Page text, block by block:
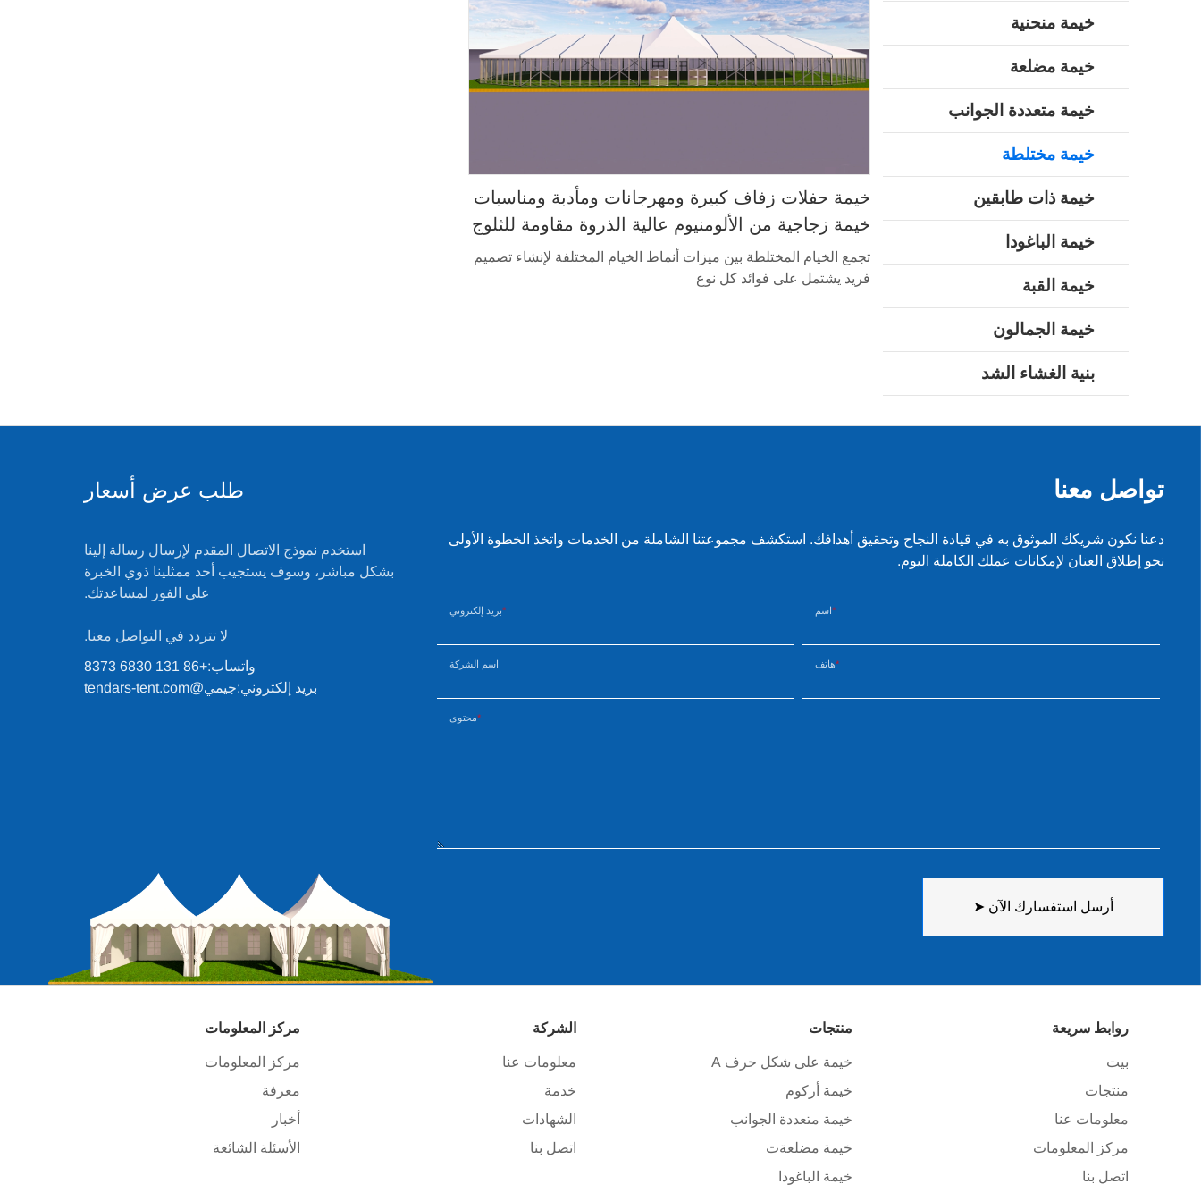
خيمة منحنية
خيمة مضلعة
خيمة متعددة الجوانب
خيمة مختلطة
خيمة ذات طابقين
خيمة الباغودا
خيمة القبة
خيمة الجمالون
بنية الغشاء الشد
خيمة حفلات زفاف كبيرة ومهرجانات ومأدبة ومناسبات
خيمة زجاجية من الألومنيوم عالية الذروة مقاومة للثلوج
للبيع
تجمع الخيام المختلطة بين ميزات أنماط الخيام المختلفة لإنشاء تصميم
فريد يشتمل على فوائد كل نوع
تواصل معنا
دعنا نكون شريكك الموثوق به في قيادة النجاح وتحقيق أهدافك. استكشف مجموعتنا الشاملة من الخدمات واتخذ الخطوة الأولى
نحو إطلاق العنان لإمكانات عملك الكاملة اليوم.
اسم بريد إلكتروني
هاتف اسم الشركة
محتوى
أرسل استفسارك الآن ➤
طلب عرض أسعار
استخدم نموذج الاتصال المقدم لإرسال رسالة إلينا
بشكل مباشر، وسوف يستجيب أحد ممثلينا ذوي الخبرة
على الفور لمساعدتك.
لا تتردد في التواصل معنا.
واتساب:+86 131 6830 8373
بريد إلكتروني:جيمي@tendars-tent.com
روابط سريعة
بيت
منتجات
معلومات عنا
مركز المعلومات
اتصل بنا
منتجات
خيمة على شكل حرف A
خيمة أركوم
خيمة متعددة الجوانب
خيمة مضلعةت
خيمة الباغودا
الشركة
معلومات عنا
خدمة
الشهادات
اتصل بنا
مركز المعلومات
مركز المعلومات
معرفة
أخبار
الأسئلة الشائعة